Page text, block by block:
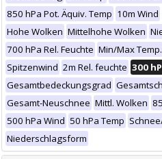
850 hPa Pot. Äquiv. Temp 10m Wind
Hohe Wolken Mittelhohe Wolken
700 hPa Rel. Feuchte Min/Max Temp.
Spitzenwind 2m Rel. feuchte 300
Gesamtbedeckungsgrad
Gesamt-Neuschnee Mittl. Wolken
500 hPa Wind 50 hPa Temp
Niederschlagsform